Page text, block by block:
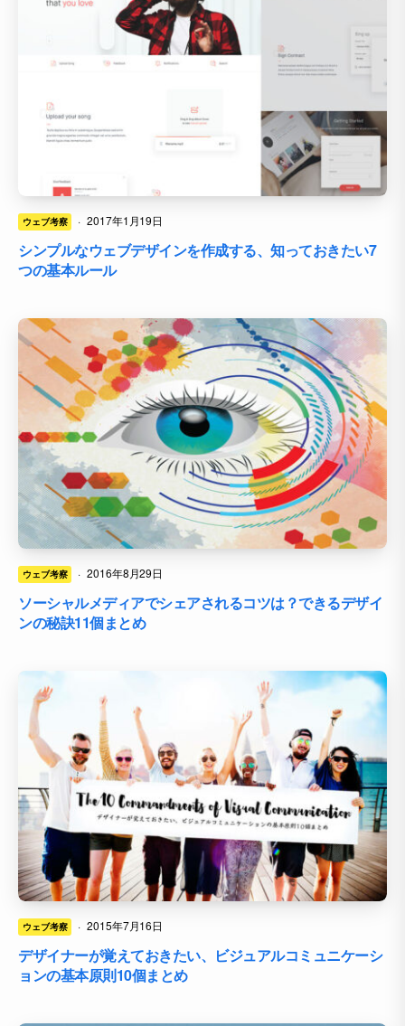
ウェブ考察 · 2017年1月19日
シンプルなウェブデザインを作成する、知っておきたい7
つの基本ルール
ウェブ考察 · 2016年8月29日
ソーシャルメディアでシェアされるコツは？できるデザイ
ンの秘訣11個まとめ
ウェブ考察 · 2015年7月16日
デザイナーが覚えておきたい、ビジュアルコミュニケーシ
ョンの基本原則10個まとめ